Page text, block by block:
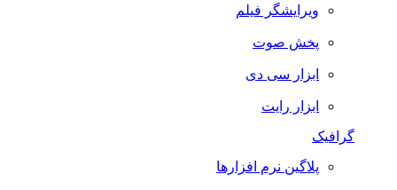
ویرایشگر فیلم
پخش صوت
ابزار سی دی
ابزار رایت
گرافیک
پلاگین نرم افزارها